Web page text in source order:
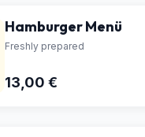
Hamburger Menü
Freshly prepared
13,00 €